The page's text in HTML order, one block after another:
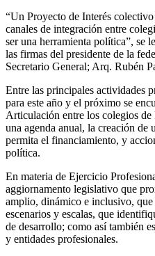
“Un Proyecto de Interés
canales de integración entre
ser una herramienta política”, se
las firmas del presidente de la
Secretario General; Arq. Rubén
Entre las principales actividades
para este año y el próximo se
Articulación entre los colegios
una agenda anual, la creación de
permita el financiamiento, y
política.
En materia de Ejercicio
aggiornamento legislativo que
amplio, dinámico e inclusivo,
escenarios y escalas, que
de desarrollo; como así también
y entidades profesionales.